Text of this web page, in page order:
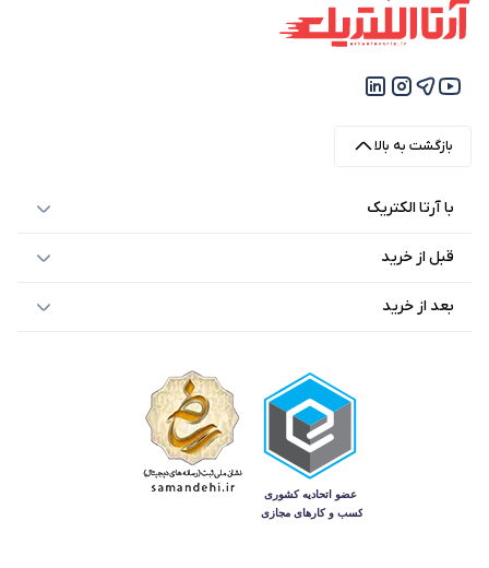
بود.
است.
بازگشت به بالا
با آرتا الکتریک
قبل از خرید
بعد از خرید